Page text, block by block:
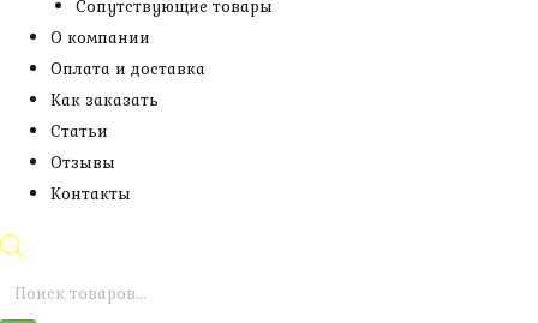
Сопутствующие товары
О компании
Оплата и доставка
Как заказать
Статьи
Отзывы
Контакты
Поиск